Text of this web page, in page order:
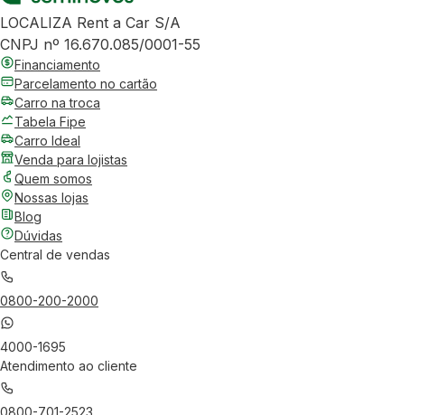
LOCALIZA Rent a Car S/A
CNPJ nº 16.670.085/0001-55
Financiamento
Parcelamento no cartão
Carro na troca
Tabela Fipe
Carro Ideal
Venda para lojistas
Quem somos
Nossas lojas
Blog
Dúvidas
Central de vendas
0800-200-2000
4000-1695
Atendimento ao cliente
0800-701-2523